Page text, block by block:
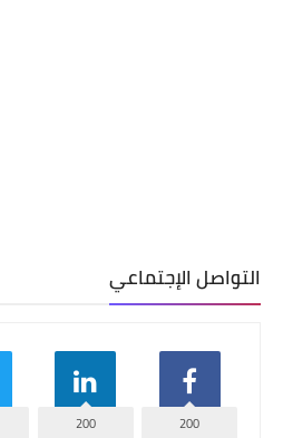
التواصل الإجتماعي
200
200